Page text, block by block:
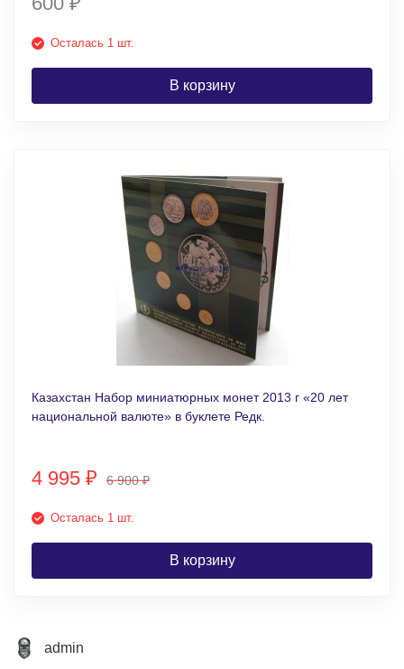
₽
Осталась 1 шт.
В корзину
Казахстан Набор миниатюрных монет 2013 г «20 лет
национальной валюте» в буклете Редк.
4 995 ₽ 6 900₽
Осталась 1 шт.
В корзину
admin